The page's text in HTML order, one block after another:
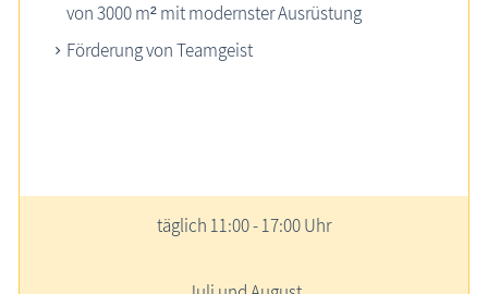
von 3000 m² mit modernster Ausrüstung
Förderung von Teamgeist
täglich 11:00 - 17:00 Uhr